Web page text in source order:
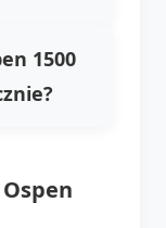
1500